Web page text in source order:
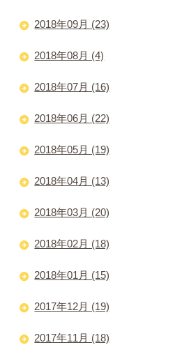
2018年09月 (23)
2018年08月 (4)
2018年07月 (16)
2018年06月 (22)
2018年05月 (19)
2018年04月 (13)
2018年03月 (20)
2018年02月 (18)
2018年01月 (15)
2017年12月 (19)
2017年11月 (18)